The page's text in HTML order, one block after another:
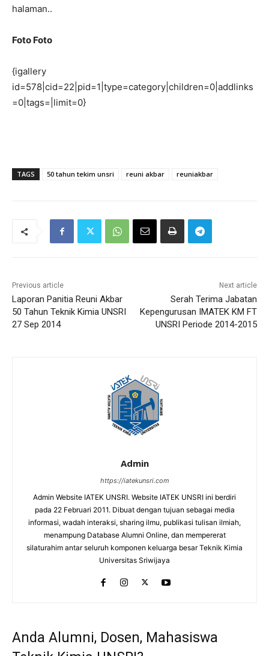
halaman..
Foto Foto
{igallery
id=578|cid=22|pid=1|type=category|children=0|addlinks
=0|tags=|limit=0}
TAGS 50 tahun tekim unsri reuni akbar reuniakbar
Previous article
Laporan Panitia Reuni Akbar
50 Tahun Teknik Kimia UNSRI
27 Sep 2014
Next article
Serah Terima Jabatan
Kepengurusan IMATEK KM FT
UNSRI Periode 2014-2015
Admin
https://iatekunsri.com
Admin Website IATEK UNSRI. Website IATEK UNSRI ini berdiri
pada 22 Februari 2011. Dibuat dengan tujuan sebagai media
informasi, wadah interaksi, sharing ilmu, publikasi tulisan ilmiah,
menampung Database Alumni Online, dan mempererat
silaturahim antar seluruh komponen keluarga besar Teknik Kimia
Universitas Sriwijaya
Anda Alumni, Dosen, Mahasiswa